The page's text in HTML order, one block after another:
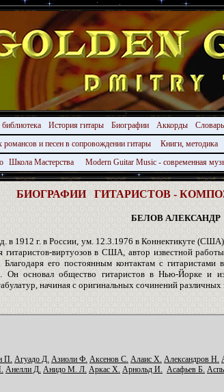
История гитары Биографии Аккорды
романсов и песен в сопровождении гитары
Книги, методика
Школа Мастерства Modern Guitar Music - современная
БИОГРАФИИ ГИТАРИСТОВ -
БЕЛОВ АЛЕКСАНДР
в 1912 г. в России, ум. 12.3.1976 в Коннектикуте
гитаристов-виртуозов в США, автор известной
его постоянным контактам с гитаристами
Он основал общество гитаристов в Нью-Йорке и
начиная с оригинальных сочинений